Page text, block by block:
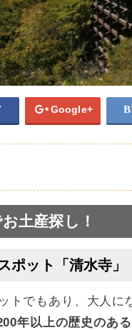
Google+
【定番のお菓子編】
【和雑貨編】
【その他】
ゲットしよう！
土産探し！
ポット「清水寺」
トでもあり、大人
年以上の歴史のあ